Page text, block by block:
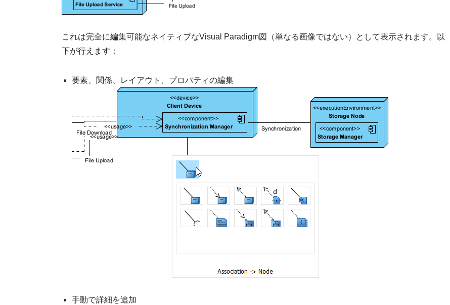
これは完全に編集可能なネイティブなVisual Paradigm図（単なる画像ではない）として表示されます。以
下が行えます：
要素、関係、レイアウト、プロパティの編集
手動で詳細を追加